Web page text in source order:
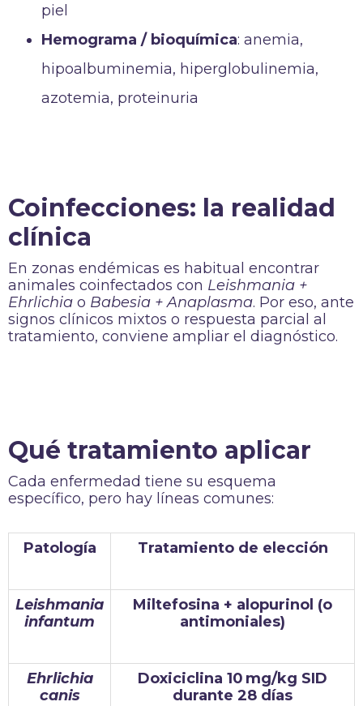
piel
Hemograma / bioquímica: anemia,
hipoalbuminemia, hiperglobulinemia,
azotemia, proteinuria
Coinfecciones: la realidad
clínica
En zonas endémicas es habitual encontrar
animales coinfectados con Leishmania +
Ehrlichia o Babesia + Anaplasma. Por eso, ante
signos clínicos mixtos o respuesta parcial al
tratamiento, conviene ampliar el diagnóstico.
Qué tratamiento aplicar
Cada enfermedad tiene su esquema
específico, pero hay líneas comunes:
Patología Tratamiento de elección
Leishmania
infantum
Miltefosina + alopurinol (o
antimoniales)
Ehrlichia
canis
Doxiciclina 10 mg/kg SID
durante 28 días